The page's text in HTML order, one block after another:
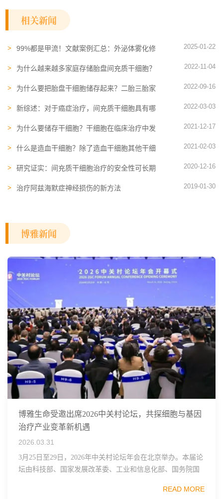
相关新闻
99%都是甲流！文献案例汇总：外泌体雾化修
2025-01-22
为什么越来越多家庭存储胎盘间充质干细胞？
2022-11-04
为什么要把胎盘干细胞储存起来？二胎三胎家
2022-09-16
新综述：对于癌症治疗，间充质干细胞具有哪
2022-03-03
为什么要储存干细胞​？干细胞在临床治疗中发
2021-12-17
什么是造血干细胞？除了造血干细胞其他干细
2021-02-03
研究证实：间充质干细胞治疗的安全性可长期
2020-12-16
治疗阿兹海默症神经损伤的新方法 2019-01-30
博雅新闻
博雅生命受邀出席2026中关村论坛，共探细胞与基因
治疗产业变革新机遇
2026.03.31
3月25日至29日，2026年中关村论坛年会在北京举办。本届论
坛由科技部、国家发展改革委、工业和信息化部、国务院国
READ MORE